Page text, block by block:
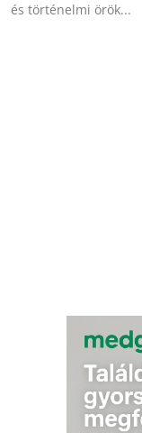
és történelmi örök...